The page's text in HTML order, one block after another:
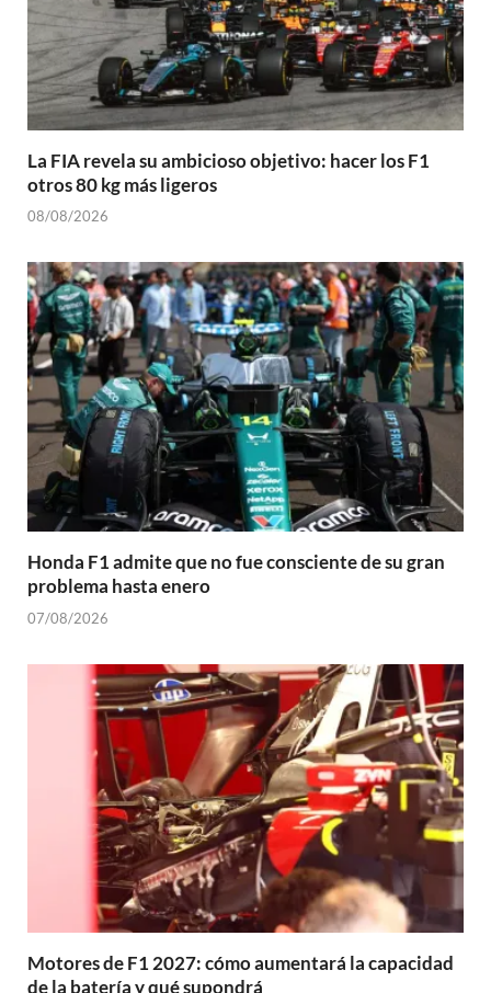
La FIA revela su ambicioso objetivo: hacer los F1
otros 80 kg más ligeros
08/08/2026
Honda F1 admite que no fue consciente de su gran
problema hasta enero
07/08/2026
Motores de F1 2027: cómo aumentará la capacidad
de la batería y qué supondrá